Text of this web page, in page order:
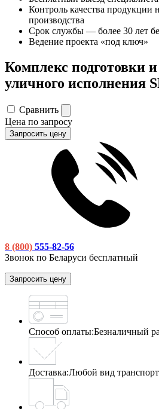
Контроль качества продукции
производства
Срок службы — более 30 лет
Ведение проекта «под ключ»
Комплекс подготовки
уличного исполнения
Сравнить
Цена по запросу
Запросить цену
8 (800) 555-82-56
Звонок по Беларуси бесплатный
Запросить цену
Способ оплаты:Безналичный
Доставка:Любой вид